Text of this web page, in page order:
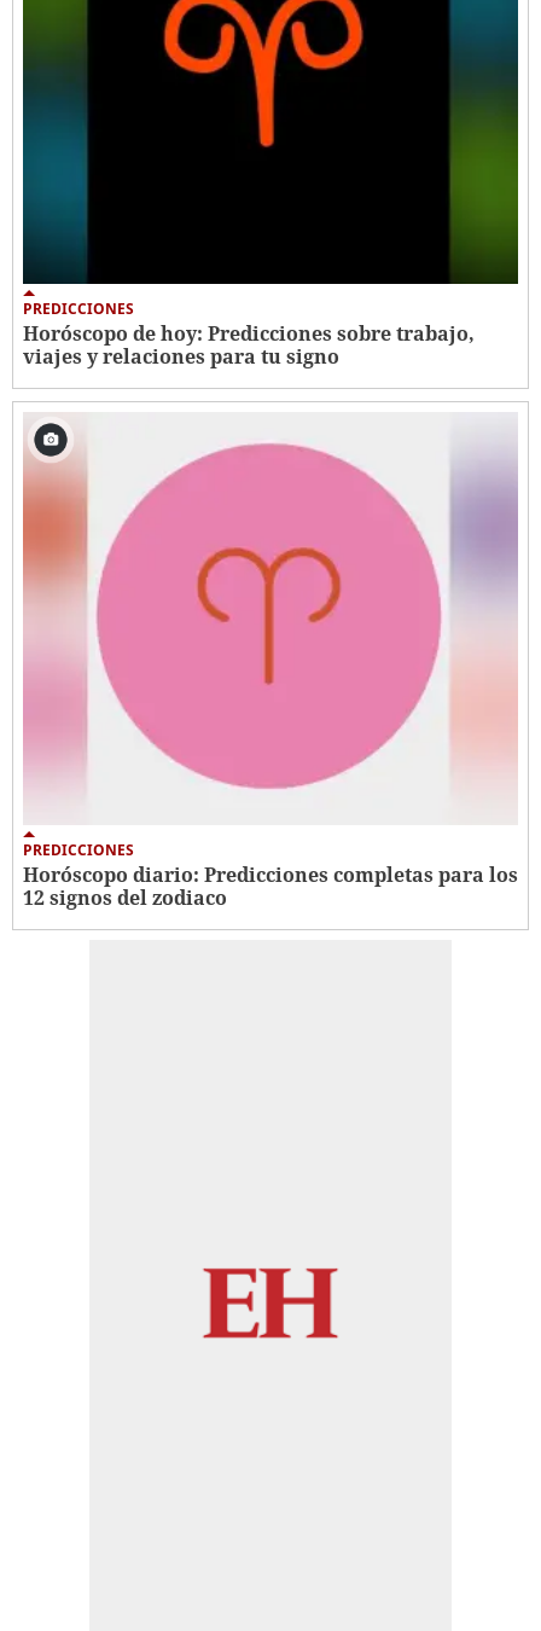
PREDICCIONES
Horóscopo de hoy: Predicciones sobre trabajo,
viajes y relaciones para tu signo
PREDICCIONES
Horóscopo diario: Predicciones completas para los
12 signos del zodiaco